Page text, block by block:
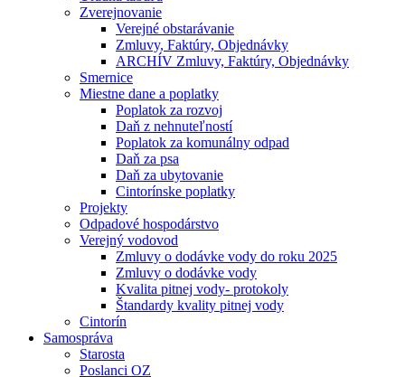
Zverejnovanie
Verejné obstarávanie
Zmluvy, Faktúry, Objednávky
ARCHÍV Zmluvy, Faktúry, Objednávky
Smernice
Miestne dane a poplatky
Poplatok za rozvoj
Daň z nehnuteľností
Poplatok za komunálny odpad
Daň za psa
Daň za ubytovanie
Cintorínske poplatky
Projekty
Odpadové hospodárstvo
Verejný vodovod
Zmluvy o dodávke vody do roku 2025
Zmluvy o dodávke vody
Kvalita pitnej vody- protokoly
Štandardy kvality pitnej vody
Cintorín
Samospráva
Starosta
Poslanci OZ